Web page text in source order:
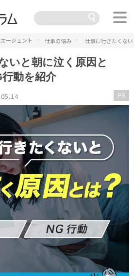
ージェント 仕事の悩み 仕事に行きたくな
いと朝に泣く原因と
動を紹介
PR